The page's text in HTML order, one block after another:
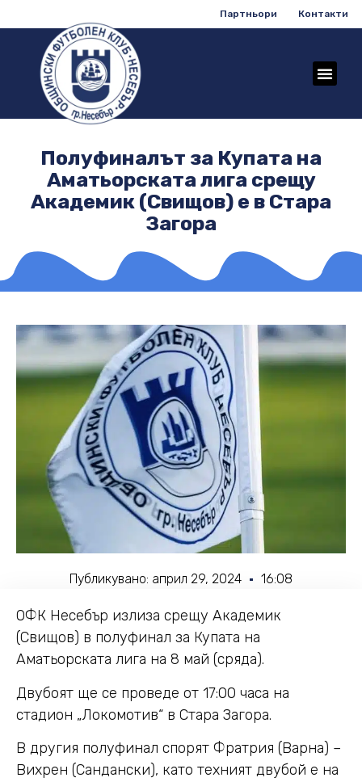
Партньори Контакти
Полуфиналът за Купата на
Аматьорската лига срещу
Академик (Свищов) е в Стара
Загора
Публикувано: април 29, 2024 16:08
ОФК Несебър излиза срещу Академик
(Свищов) в полуфинал за Купата на
Аматьорската лига на 8 май (сряда).
Двубоят ще се проведе от 17:00 часа на
стадион „Локомотив“ в Стара Загора.
В другия полуфинал спорят Фратрия (Варна) –
Вихрен (Сандански), като техният двубой е на